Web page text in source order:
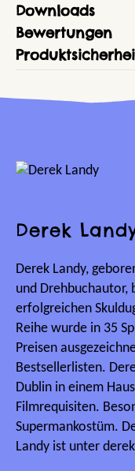
Downloads
Bewertungen
Derek
Derek Landy,
und Drehbuchautor,
erfolgreichen
Reihe wurde in 35
Preisen
Bestsellerlisten.
Dublin in einem
Filmrequisiten.
Supermankostüm.
Landy ist unter